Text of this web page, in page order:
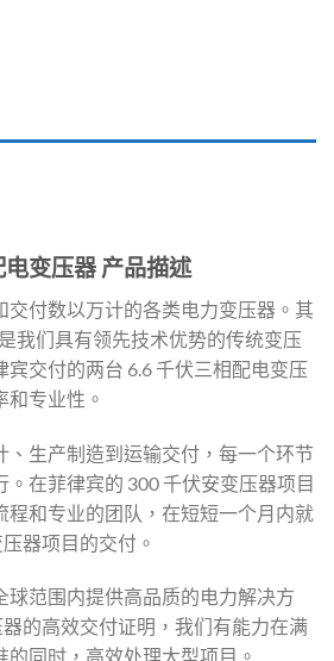
变压器 产品描述
交付数以万计的各类电力变压器。其
是我们具有领先技术优势的传统变压
交付的两台 6.6 千伏三相配电变压
专业性。
、生产制造到运输交付，每一个环节
在菲律宾的 300 千伏安变压器项目
程和专业的团队，在短短一个月内就
器项目的交付。
球范围内提供高品质的电力解决方
的高效交付证明，我们有能力在满
的同时，高效处理大型项目。